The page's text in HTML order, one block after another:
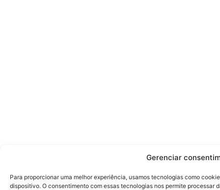
Gerenciar
Para proporcionar uma melhor experiência, usamos tecnologias como
dispositivo. O consentimento com essas tecnologias nos permite processar